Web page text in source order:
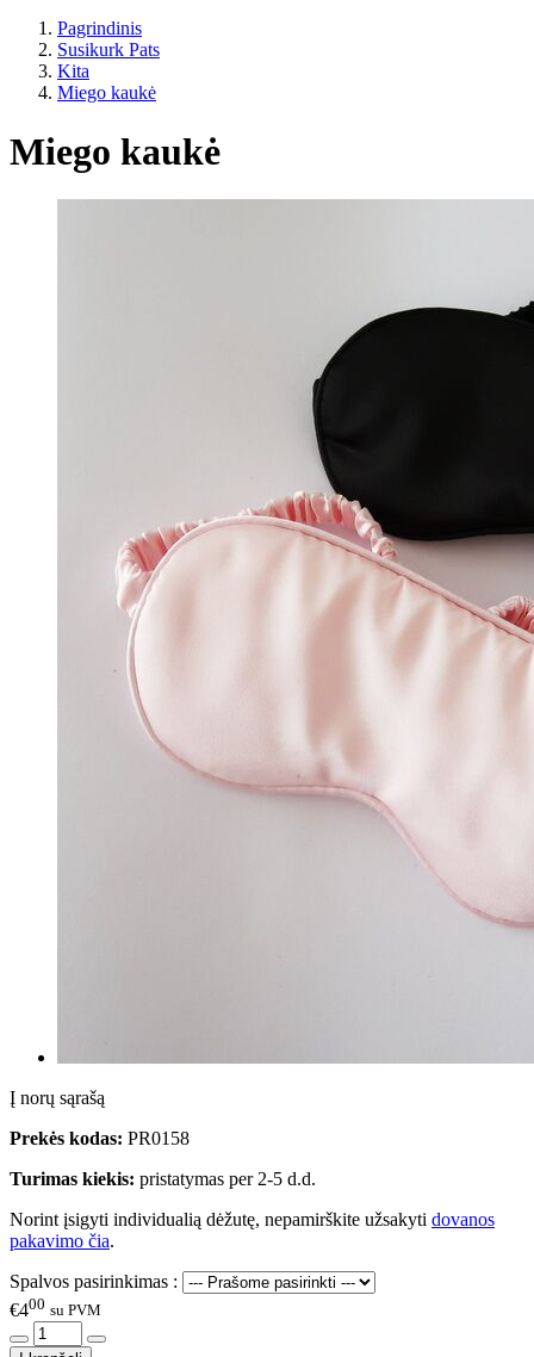
Pagrindinis
Susikurk Pats
Kita
Miego kaukė
Miego kaukė
Į norų sąrašą
Prekės kodas: PR0158
Turimas kiekis: pristatymas per 2-5 d.d.
Norint įsigyti individualią dėžutę, nepamirškite užsakyti dovanos
pakavimo čia.
Spalvos pasirinkimas :
€400 su PVM